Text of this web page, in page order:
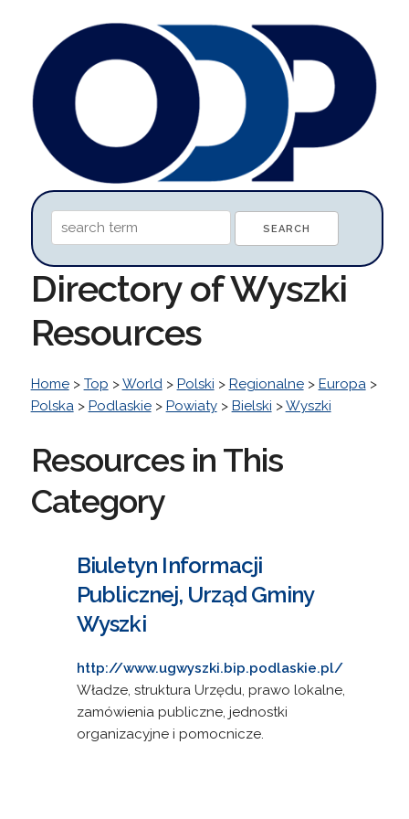
Directory of Wyszki
Resources
Home> Top >World> Polski > Regionalne> Europa>
Polska> Podlaskie> Powiaty> Bielski >Wyszki
Resources in This
Category
Biuletyn Informacji
Publicznej, Urząd Gminy
Wyszki
http://www.ugwyszki.bip.podlaskie.pl/
Władze, struktura Urzędu, prawo lokalne,
zamówienia publiczne, jednostki
organizacyjne i pomocnicze.